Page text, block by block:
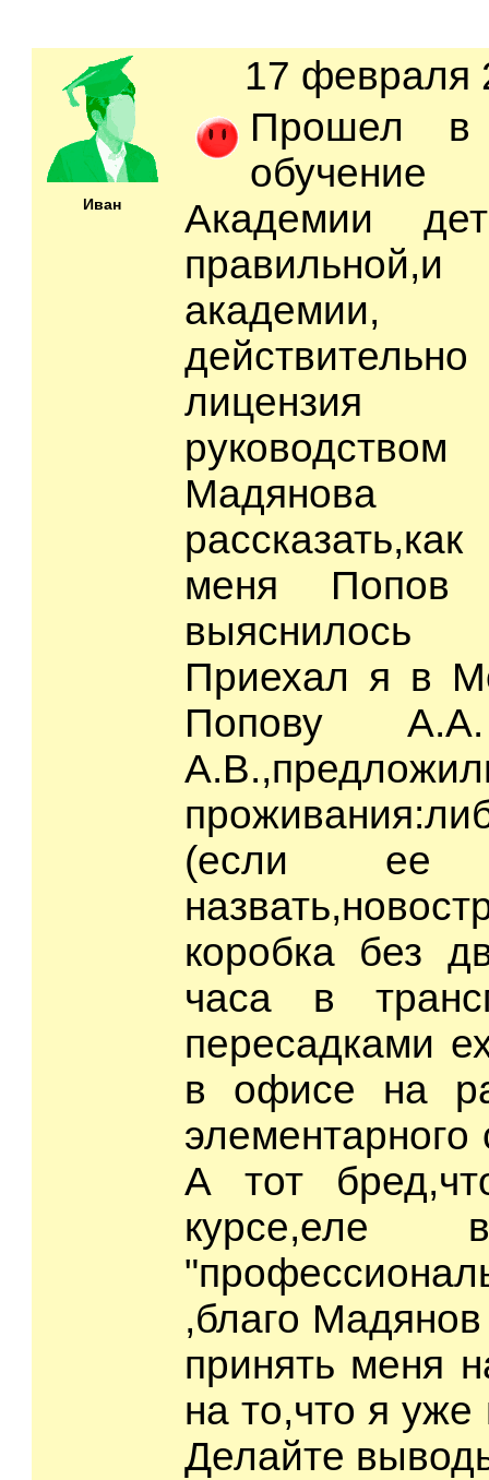
Иван
17 февраля
Прошел в
Академии
меня Попов
Приехал я в
Попову
(если ее
коробка без
часа в
пересадками
в офисе на
А тот
курсе,еле
,благо
принять меня
на то,что я
Делайте